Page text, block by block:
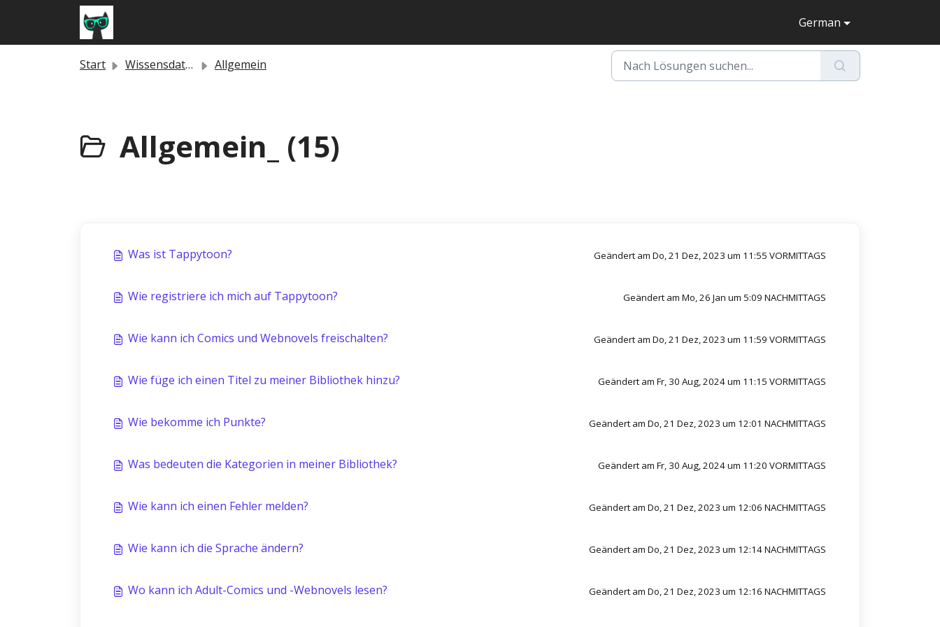
Zum hauptsächlichen Inhalt gehen
German
Start Wissensdatenbank Allgemein
Allgemein_ (15)
Was ist Tappytoon? Geändert am Do, 21 Dez, 2023 um 11:55 VORMITTAGS
Wie registriere ich mich auf Tappytoon? Geändert am Mo, 26 Jan um 5:09 NACHMITTAGS
Wie kann ich Comics und Webnovels freischalten? Geändert am Do, 21 Dez, 2023 um 11:59 VORMITTAGS
Wie füge ich einen Titel zu meiner Bibliothek hinzu? Geändert am Fr, 30 Aug, 2024 um 11:15 VORMITTAGS
Wie bekomme ich Punkte? Geändert am Do, 21 Dez, 2023 um 12:01 NACHMITTAGS
Was bedeuten die Kategorien in meiner Bibliothek? Geändert am Fr, 30 Aug, 2024 um 11:20 VORMITTAGS
Wie kann ich einen Fehler melden? Geändert am Do, 21 Dez, 2023 um 12:06 NACHMITTAGS
Wie kann ich die Sprache ändern? Geändert am Do, 21 Dez, 2023 um 12:14 NACHMITTAGS
Wo kann ich Adult-Comics und -Webnovels lesen? Geändert am Do, 21 Dez, 2023 um 12:16 NACHMITTAGS